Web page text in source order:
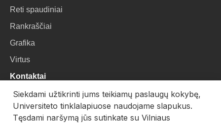
Reti spaudiniai
Rankraščiai
Grafika
Virtus
Kontaktai
VU Biblioteka
Universiteto g. 3, LT-01122, Vilnius
Siekdami užtikrinti jums teikiamų paslaugų kokybę,
Universiteto tinklalapiuose naudojame slapukus.
Tęsdami naršymą jūs sutinkate su Vilniaus